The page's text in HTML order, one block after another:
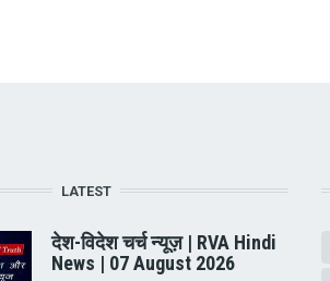
LATEST
देश-विदेश चर्च न्यूज़ | RVA Hindi
News | 07 August 2026